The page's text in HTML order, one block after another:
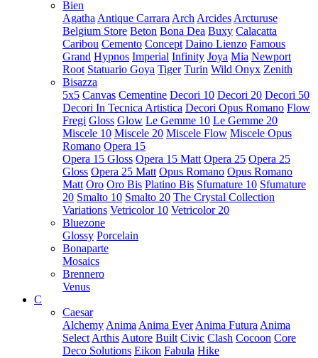
Bien
Agatha Antique Carrara Arch Arcides Arcturuse
Belgium Store Beton Bona Dea Buxy Calacatta
Caribou Cemento Concept Daino Lienzo Famous
Grand Hypnos Imperial Infinity Joya Mia Newport
Root Statuario Goya Tiger Turin Wild Onyx Zenith
Bisazza
5x5 Canvas Cementine Decori 10 Decori 20 Decori 50
Decori In Tecnica Artistica Decori Opus Romano Flow
Fregi Gloss Glow Le Gemme 10 Le Gemme 20
Miscele 10 Miscele 20 Miscele Flow Miscele Opus
Romano Opera 15
Opera 15 Gloss Opera 15 Matt Opera 25 Opera 25
Gloss Opera 25 Matt Opus Romano Opus Romano
Matt Oro Oro Bis Platino Bis Sfumature 10 Sfumature
20 Smalto 10 Smalto 20 The Crystal Collection
Variations Vetricolor 10 Vetricolor 20
Bluezone
Glossy Porcelain
Bonaparte
Mosaics
Brennero
Venus
C
Caesar
Alchemy Anima Anima Ever Anima Futura Anima
Select Arthis Autore Built Civic Clash Cocoon Core
Deco Solutions Eikon Fabula Hike